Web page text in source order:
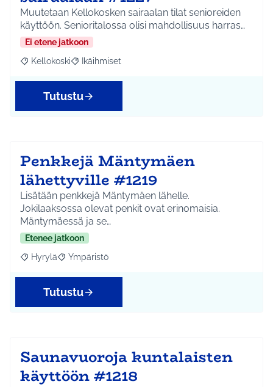
Muutetaan Kellokosken sairaalan tilat senioreiden
käyttöön. Senioritalossa olisi mahdollisuus harras…
Ei etene jatkoon
Rajaa tulokset aihepiirin mukaan: Kellokoski
Kellokoski Rajaa tulokset teeman mukaan: Ikäihmiset
Ikäihmiset
Tutustu
Penkkejä Mäntymäen
lähettyville #1219
Lisätään penkkejä Mäntymäen lähelle.
Jokilaaksossa olevat penkit ovat erinomaisia.
Mäntymäessä ja se…
Etenee jatkoon
Rajaa tulokset aihepiirin mukaan: Hyrylä
Hyrylä Rajaa tulokset teeman mukaan: Ympäristö
Ympäristö
Tutustu
Saunavuoroja kuntalaisten
käyttöön #1218